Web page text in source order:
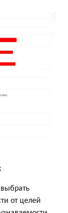
от целей